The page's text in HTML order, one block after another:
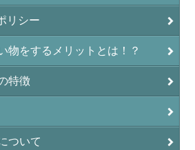
リシー
物をするメリットとは！？
特徴
ついて